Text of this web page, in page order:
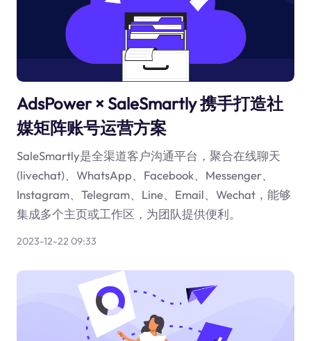
AdsPower × SaleSmartly 携手打造社
媒矩阵账号运营方案
SaleSmartly是全渠道客户沟通平台，聚合在线聊天
(livechat)、WhatsApp、Facebook、Messenger、
Instagram、Telegram、Line、Email、Wechat，能够
集成多个主页或工作区，为团队提供便利。
2023-12-22 09:33